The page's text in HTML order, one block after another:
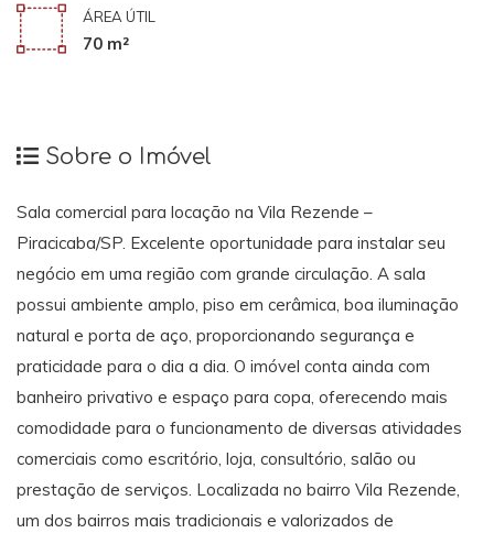
ÁREA ÚTIL
70 m²
Sobre o Imóvel
Sala comercial para locação na Vila Rezende –
Piracicaba/SP. Excelente oportunidade para instalar seu
negócio em uma região com grande circulação. A sala
possui ambiente amplo, piso em cerâmica, boa iluminação
natural e porta de aço, proporcionando segurança e
praticidade para o dia a dia. O imóvel conta ainda com
banheiro privativo e espaço para copa, oferecendo mais
comodidade para o funcionamento de diversas atividades
comerciais como escritório, loja, consultório, salão ou
prestação de serviços. Localizada no bairro Vila Rezende,
um dos bairros mais tradicionais e valorizados de